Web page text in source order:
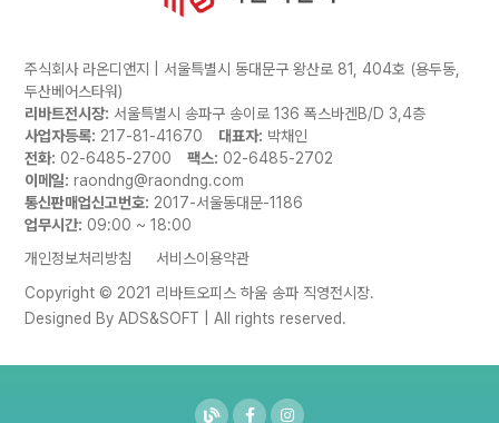
주식회사 라온디앤지 | 서울특별시 동대문구 왕산로 81, 404호 (용두동,
두산베어스타워)
리바트전시장: 서울특별시 송파구 송이로 136 폭스바겐B/D 3,4층
사업자등록: 217-81-41670 대표자: 박채인
전화: 02-6485-2700 팩스: 02-6485-2702
이메일: raondng@raondng.com
통신판매업신고번호: 2017-서울동대문-1186
업무시간: 09:00 ~ 18:00
개인정보처리방침
서비스이용약관
Copyright © 2021 리바트오피스 하움 송파 직영전시장.
Designed ByADS&SOFT | All rights reserved.